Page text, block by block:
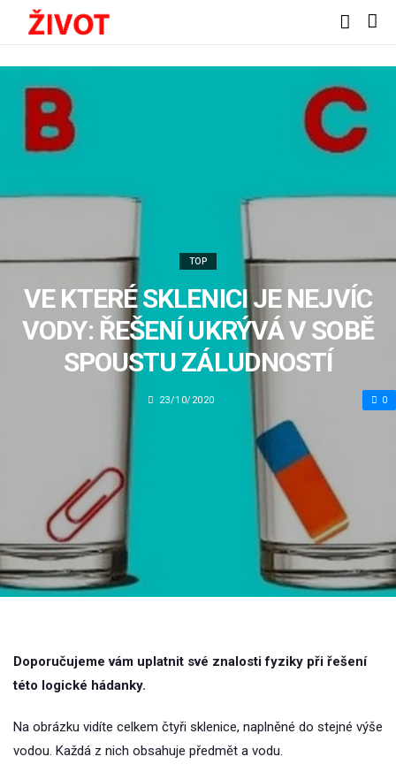
TOP
VE KTERÉ SKLENICI JE NEJVÍC
VODY: ŘEŠENÍ UKRÝVÁ V SOBĚ
SPOUSTU ZÁLUDNOSTÍ
23/10/2020 0
Doporučujeme vám uplatnit své znalosti fyziky při řešení
této logické hádanky.
Na obrázku vidíte celkem čtyři sklenice, naplněné do stejné výše
vodou. Každá z nich obsahuje předmět a vodu.